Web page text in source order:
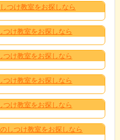
つけ教室をお探しなら
つけ教室をお探しなら
つけ教室をお探しなら
つけ教室をお探しなら
つけ教室をお探しなら
しつけ教室をお探しなら